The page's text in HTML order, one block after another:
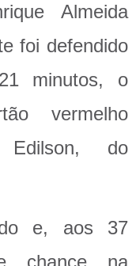
Almeida
foi defendido
minutos, o
vermelho
do
e, aos 37